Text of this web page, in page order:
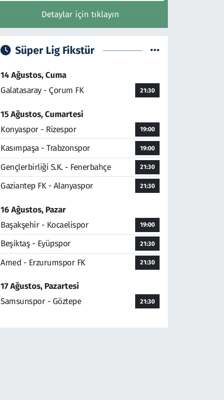
Detaylar için tıklayın
Süper Lig Fikstür
14 Ağustos, Cuma
Galatasaray - Çorum FK
21:30
15 Ağustos, Cumartesi
Konyaspor - Rizespor
19:00
Kasımpaşa - Trabzonspor 19:00
Gençlerbirliği S.K. - Fenerbahçe 21:30
Gaziantep FK - Alanyaspor 21:30
16 Ağustos, Pazar
Başakşehir - Kocaelispor
19:00
Beşiktaş - Eyüpspor 21:30
Amed - Erzurumspor FK 21:30
17 Ağustos, Pazartesi
Samsunspor - Göztepe
21:30